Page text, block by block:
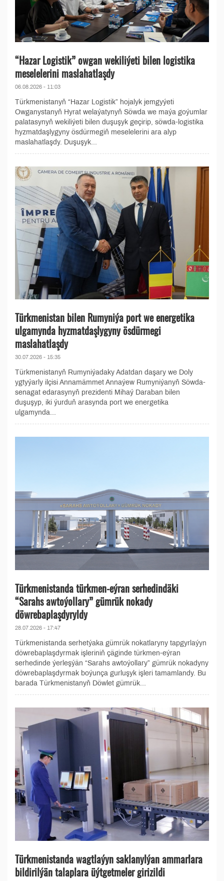
“Hazar Logistik” owgan wekiliýeti bilen logistika
meselelerini maslahatlaşdy
06.08.2026 - 11:03
Türkmenistanyň “Hazar Logistik” hojalyk jemgyýeti
Owganystanyň Hyrat welaýatynyň Söwda we maýa goýumlar
palatasynyň wekiliýeti bilen duşuşyk geçirip, söwda-logistika
hyzmatdaşlygyny ösdürmegiň meselelerini ara alyp
maslahatlaşdy. Duşuşyk...
Türkmenistan bilen Rumyniýa port we energetika
ulgamynda hyzmatdaşlygyny ösdürmegi
maslahatlaşdy
30.07.2026 - 15:35
Türkmenistanyň Rumyniýadaky Adatdan daşary we Doly
ygtyýarly ilçisi Annamämmet Annaýew Rumyniýanyň Söwda-
senagat edarasynyň prezidenti Mihaý Daraban bilen
duşuşyp, iki ýurduň arasynda port we energetika
ulgamynda...
Türkmenistanda türkmen-eýran serhedindäki
“Sarahs awtoýollary” gümrük nokady
döwrebaplaşdyryldy
28.07.2026 - 17:47
Türkmenistanda serhetýaka gümrük nokatlaryny tapgyrlaýyn
döwrebaplaşdyrmak işleriniň çäginde türkmen-eýran
serhedinde ýerleşýän “Sarahs awtoýollary” gümrük nokadyny
döwrebaplaşdyrmak boýunça gurluşyk işleri tamamlandy. Bu
barada Türkmenistanyň Döwlet gümrük...
Türkmenistanda wagtlaýyn saklanylýan ammarlara
bildirilýän talaplara üýtgetmeler girizildi